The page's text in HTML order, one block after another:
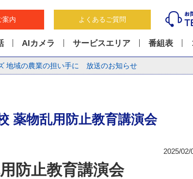
案内 よくあるご質問
AIカメラ サービスエリア 番組表
地域の農業の担い手に 放送のお知らせ
薬物乱用防止教育講演会
2025/02/
防止教育講演会